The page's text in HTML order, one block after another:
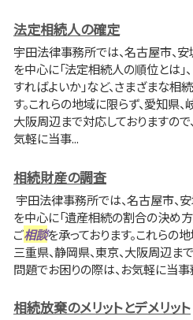
法定相続人の確定
宇田法律事務所では、名古屋市、安
を中心に「法定相続人の順位とは」
すればよいか」など、さまざまな相
す。これらの地域に限らず、愛知県、
大阪周辺まで対応しておりますので
気軽に当事...
相続財産の調査
宇田法律事務所では、名古屋市、
を中心に「遺産相続の割合の決め
ご相談を承っております。これらの
三重県、静岡県、東京、大阪周辺ま
問題でお困りの際は、お気軽に当
相続放棄のメリットとデメリット